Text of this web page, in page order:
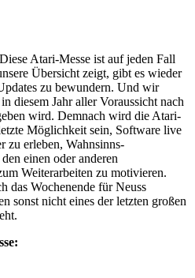
Atari-Messe ist auf jeden Fall
Übersicht zeigt, gibt es wieder
zu bewundern. Und wir
diesem Jahr aller Voraussicht nach
wird. Demnach wird die Atari-
Möglichkeit sein, Software live
zu erleben, Wahnsinns-
einen oder anderen
Weiterarbeiten zu motivieren.
das Wochenende für Neuss
sonst nicht eines der letzten großen